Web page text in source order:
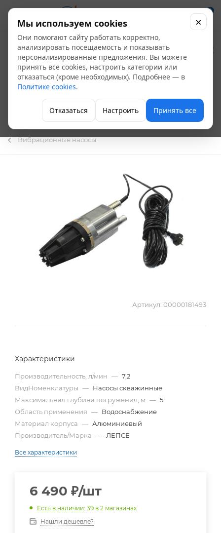
0
Насос
вибрационный
погружной
Водолей-3 (кабель
40 м)
Вибрационные насосы
Артикул: 00000181493
Характеристики
Производительность, л/мин — 7,2
ВидНоменклатуры — Насосы скважинные
Максимальная глубина погружения, м — 5
Область применения — Водоснабжение
Материал корпуса — Алюминиевый
Производитель/Марка — ЛЕПСЕ
Все характеристики
6 490 ₽/шт
Есть в наличии: 39 в 2 магазинах
Нашли дешевле?
Мы используем cookies
Они помогают сайту работать корректно,
анализировать посещаемость и показывать
персонализированные предложения. Вы можете
принять все cookies, настроить категории или
отказаться (кроме необходимых). Подробнее — в
Политике cookies.
Отказаться Настроить Принять все
×